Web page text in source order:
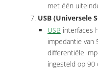
met één
USB (Universele
USB interfaces
impedantie van
differentiële
ingesteld op